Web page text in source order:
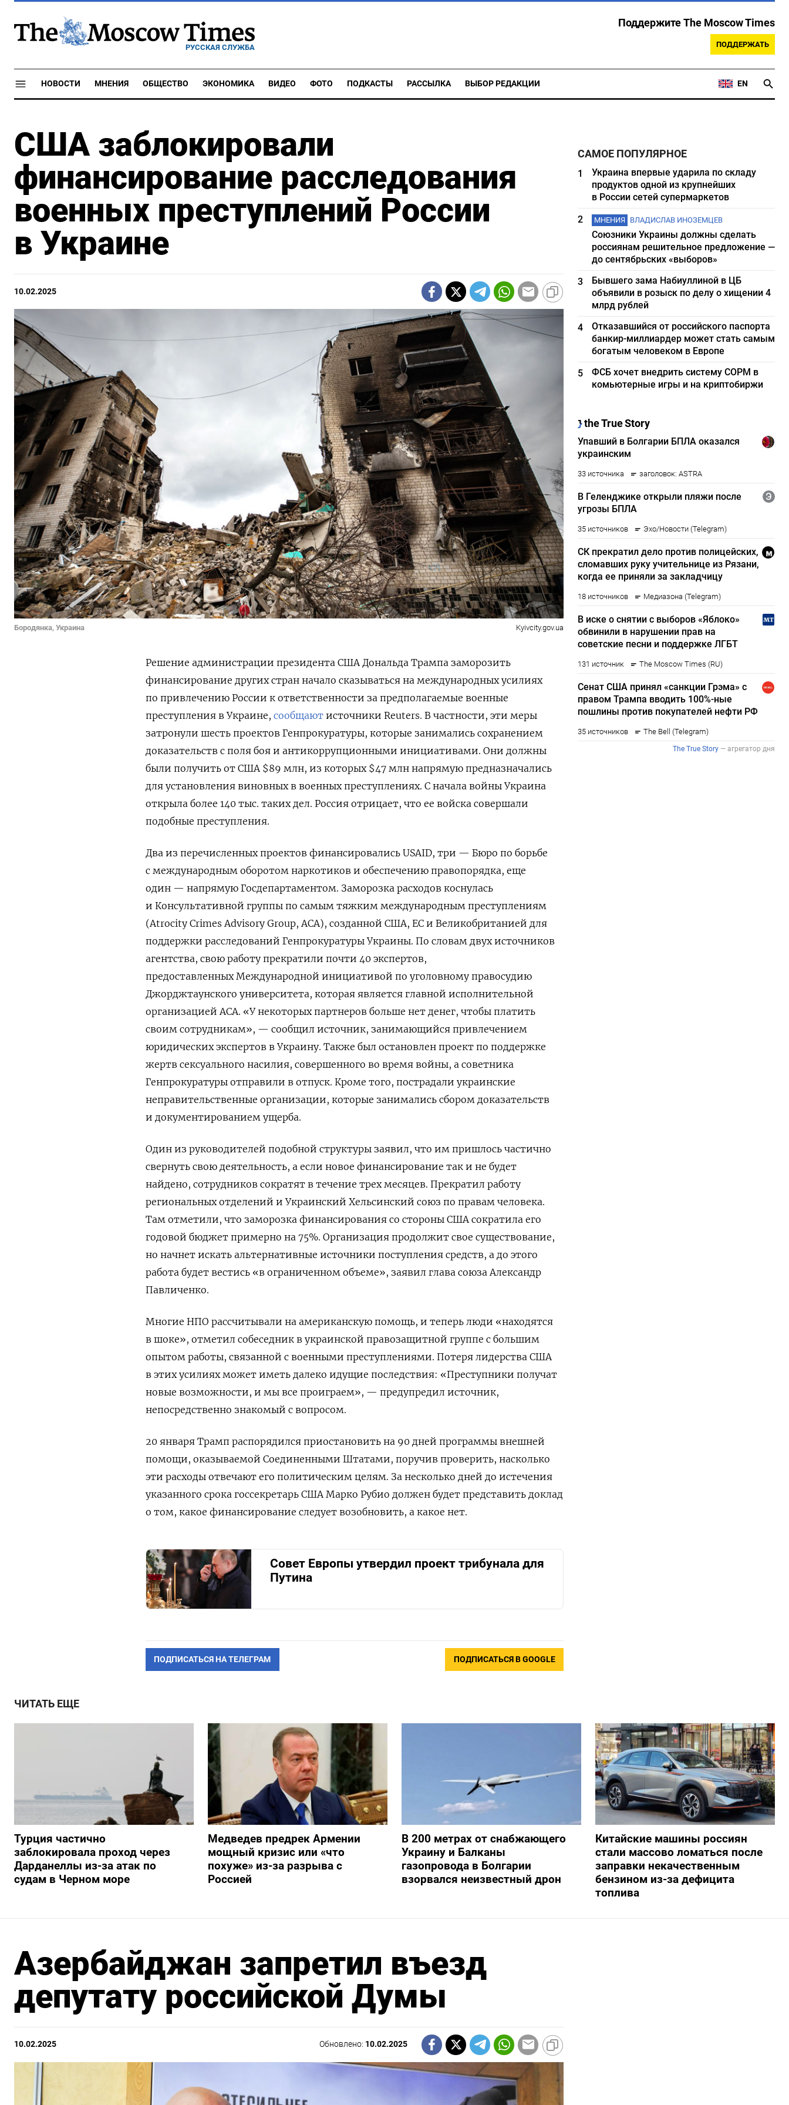
РУССКАЯ СЛУЖБА
Поддержите The Moscow Times
ПОДДЕРЖАТЬ
НОВОСТИ МНЕНИЯ ОБЩЕСТВО ЭКОНОМИКА ВИДЕО ФОТО ПОДКАСТЫ РАССЫЛКА ВЫБОР РЕДАКЦИИ EN
США заблокировали
финансирование расследования
военных преступлений России
в Украине
10.02.2025
Бородянка, Украина Kyivcity.gov.ua
Решение администрации президента США Дональда Трампа заморозить
финансирование других стран начало сказываться на международных усилиях
по привлечению России к ответственности за предполагаемые военные
преступления в Украине, сообщают источники Reuters. В частности, эти меры
затронули шесть проектов Генпрокуратуры, которые занимались сохранением
доказательств с поля боя и антикоррупционными инициативами. Они должны
были получить от США $89 млн, из которых $47 млн напрямую предназначались
для установления виновных в военных преступлениях. С начала войны Украина
открыла более 140 тыс. таких дел. Россия отрицает, что ее войска совершали
подобные преступления.
Два из перечисленных проектов финансировались USAID, три — Бюро по борьбе
с международным оборотом наркотиков и обеспечению правопорядка, еще
один — напрямую Госдепартаментом. Заморозка расходов коснулась
и Консультативной группы по самым тяжким международным преступлениям
(Atrocity Crimes Advisory Group, ACA), созданной США, ЕС и Великобританией для
поддержки расследований Генпрокуратуры Украины. По словам двух источников
агентства, свою работу прекратили почти 40 экспертов,
предоставленных Международной инициативой по уголовному правосудию
Джорджтаунского университета, которая является главной исполнительной
организацией ACA. «У некоторых партнеров больше нет денег, чтобы платить
своим сотрудникам», — сообщил источник, занимающийся привлечением
юридических экспертов в Украину. Также был остановлен проект по поддержке
жертв сексуального насилия, совершенного во время войны, а советника
Генпрокуратуры отправили в отпуск. Кроме того, пострадали украинские
неправительственные организации, которые занимались сбором доказательств
и документированием ущерба.
Один из руководителей подобной структуры заявил, что им пришлось частично
свернуть свою деятельность, а если новое финансирование так и не будет
найдено, сотрудников сократят в течение трех месяцев. Прекратил работу
региональных отделений и Украинский Хельсинский союз по правам человека.
Там отметили, что заморозка финансирования со стороны США сократила его
годовой бюджет примерно на 75%. Организация продолжит свое существование,
но начнет искать альтернативные источники поступления средств, а до этого
работа будет вестись «в ограниченном объеме», заявил глава союза Александр
Павличенко.
Многие НПО рассчитывали на американскую помощь, и теперь люди «находятся
в шоке», отметил собеседник в украинской правозащитной группе с большим
опытом работы, связанной с военными преступлениями. Потеря лидерства США
в этих усилиях может иметь далеко идущие последствия: «Преступники получат
новые возможности, и мы все проиграем», — предупредил источник,
непосредственно знакомый с вопросом.
20 января Трамп распорядился приостановить на 90 дней программы внешней
помощи, оказываемой Соединенными Штатами, поручив проверить, насколько
эти расходы отвечают его политическим целям. За несколько дней до истечения
указанного срока госсекретарь США Марко Рубио должен будет представить доклад
о том, какое финансирование следует возобновить, а какое нет.
Совет Европы утвердил проект трибунала для
Путина
ПОДПИСАТЬСЯ НА ТЕЛЕГРАМ ПОДПИСАТЬСЯ В GOOGLE
САМОЕ ПОПУЛЯРНОЕ
1
Украина впервые ударила по складу
продуктов одной из крупнейших
в России сетей супермаркетов
2
МНЕНИЯ ВЛАДИСЛАВ ИНОЗЕМЦЕВ
Союзники Украины должны сделать
россиянам решительное предложение —
до сентябрьских «выборов»
3
Бывшего зама Набиуллиной в ЦБ
объявили в розыск по делу о хищении 4
млрд рублей
4
Отказавшийся от российского паспорта
банкир-миллиардер может стать самым
богатым человеком в Европе
5
ФСБ хочет внедрить систему СОРМ в
комьютерные игры и на криптобиржи
ЧИТАТЬ ЕЩЕ
Турция частично
заблокировала проход через
Дарданеллы из-за атак по
судам в Черном море
Медведев предрек Армении
мощный кризис или «что
похуже» из-за разрыва с
Россией
В 200 метрах от снабжающего
Украину и Балканы
газопровода в Болгарии
взорвался неизвестный дрон
Китайские машины россиян
стали массово ломаться после
заправки некачественным
бензином из-за дефицита
топлива
Азербайджан запретил въезд
депутату российской Думы
10.02.2025 Обновлено: 10.02.2025